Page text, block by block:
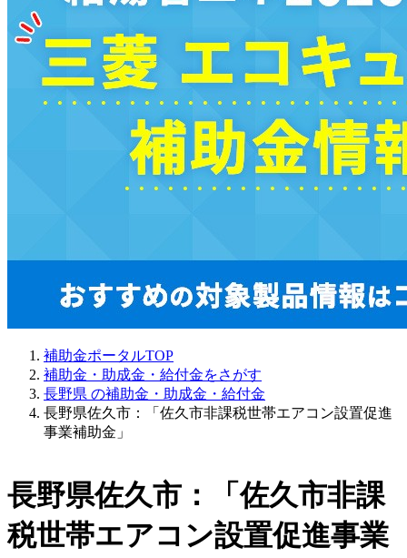
補助金ポータルTOP
補助金・助成金・給付金をさがす
長野県 の補助金・助成金・給付金
長野県佐久市：「佐久市非課税世帯エアコン設置促進
事業補助金」
長野県佐久市：「佐久市非課
税世帯エアコン設置促進事業